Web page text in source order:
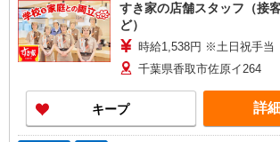
すき家の店舗スタッフ（接
ど）
時給1,538円 ※土日祝手
千葉県香取市佐原イ264
キープ 詳